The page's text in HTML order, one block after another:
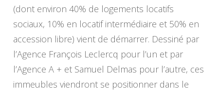
(dont environ 40% de logements locatifs
sociaux, 10% en locatif intermédiaire et 50% en
accession libre) vient de démarrer. Dessiné par
l’Agence François Leclercq pour l’un et par
l’Agence A + et Samuel Delmas pour l’autre, ces
immeubles viendront se positionner dans le